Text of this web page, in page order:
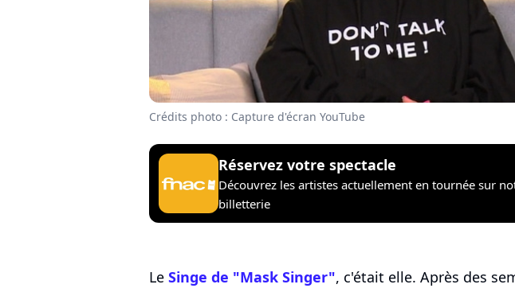
Crédits photo : Capture d'écran YouTube
Réservez votre spectacle
Découvrez les artistes actuellement en tournée sur
billetterie
Le Singe de "Mask Singer", c'était elle. Après des